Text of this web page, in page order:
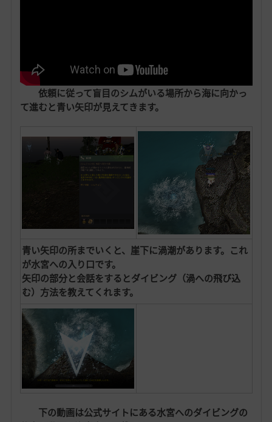
依頼に従って盲目のシムがいる場所から海に向かっ
て進むと青い矢印が見えてきます。
青い矢印の所までいくと、崖下に渦潮があります。これ
が水宮への入り口です。
矢印の部分と会話をするとダイビング（渦への飛び込
む）方法を教えてくれます。
下の動画は公式サイトにある水宮へのダイビングの